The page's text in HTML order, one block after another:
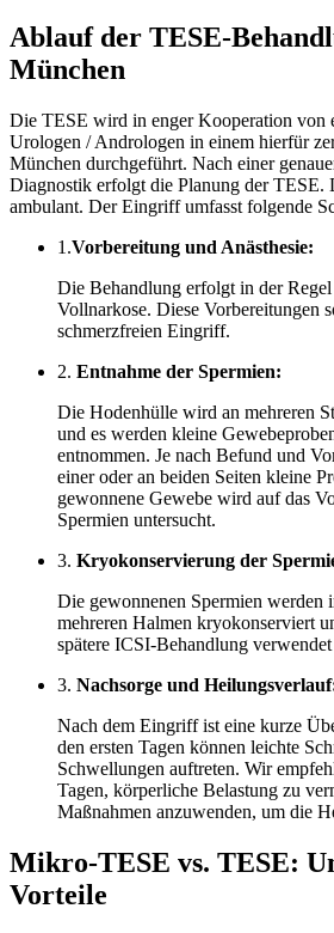
Ablauf der TESE-
München
Die TESE wird in enger Kooperation von
Urologen / Andrologen in einem hierfür
München durchgeführt. Nach einer
Diagnostik erfolgt die Planung der TESE.
ambulant. Der Eingriff umfasst folgende
1.Vorbereitung und Anästhesie:
Die Behandlung erfolgt in der
Vollnarkose. Diese Vorbereitungen
schmerzfreien Eingriff.
2. Entnahme der Spermien:
Die Hodenhülle wird an mehreren
und es werden kleine
entnommen. Je nach Befund und
einer oder an beiden Seiten kleine
gewonnene Gewebe wird auf das
Spermien untersucht.
3. Kryokonservierung der
Die gewonnenen Spermien werden
mehreren Halmen kryokonserviert
spätere ICSI-Behandlung
3. Nachsorge und
Nach dem Eingriff ist eine kurze
den ersten Tagen können leichte
Schwellungen auftreten. Wir
Tagen, körperliche Belastung zu
Maßnahmen anzuwenden, um die
Mikro-TESE vs. TESE:
Vorteile